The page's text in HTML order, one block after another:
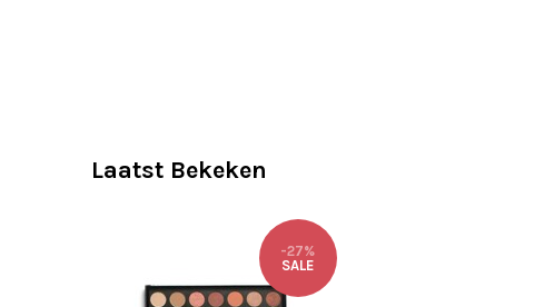
Laatst Bekeken
-27%
SALE